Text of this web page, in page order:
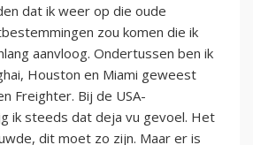
dat ik weer op die oude
zou komen die ik
aanvloog. Ondertussen ben ik
Houston en Miami geweest
Freighter. Bij de USA-
ik steeds dat deja vu gevoel. Het
dit moet zo zijn. Maar er is